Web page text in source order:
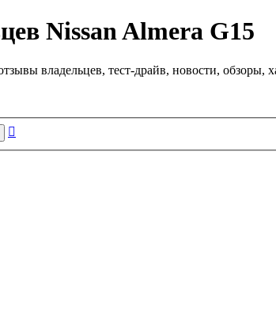
Nissan Almera G15
владельцев, тест-драйв, новости, обзоры,